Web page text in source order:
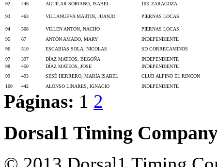
92 446 AGUILAR SORIANO, ISABEL 10K ZARAGOZA
93 463 VILLANUEVA MARTIN, JUANJO PIERNAS LOCAS
94 508 VILLEN ANTON, NACHO
PIERNAS LOCAS
95
67 ANTÓN AMADO, MARY
INDEPENDIENTE
96
510 ESCABIAS SOLA, NICOLAS
SD CORRECAMINOS
97
397 DÍAZ MATEOS, BEGOÑA
INDEPENDIENTE
98
450 DÍAZ MATEOS, JOSE
INDEPENDIENTE
99
493 SESÉ HERRERO, MARÍA ISABEL
CLUB ALPINO EL RINCON
100
442 ALONSO LINARES, IGNACIO INDEPENDIENTE
Páginas: 1 2
Dorsal1 Timing